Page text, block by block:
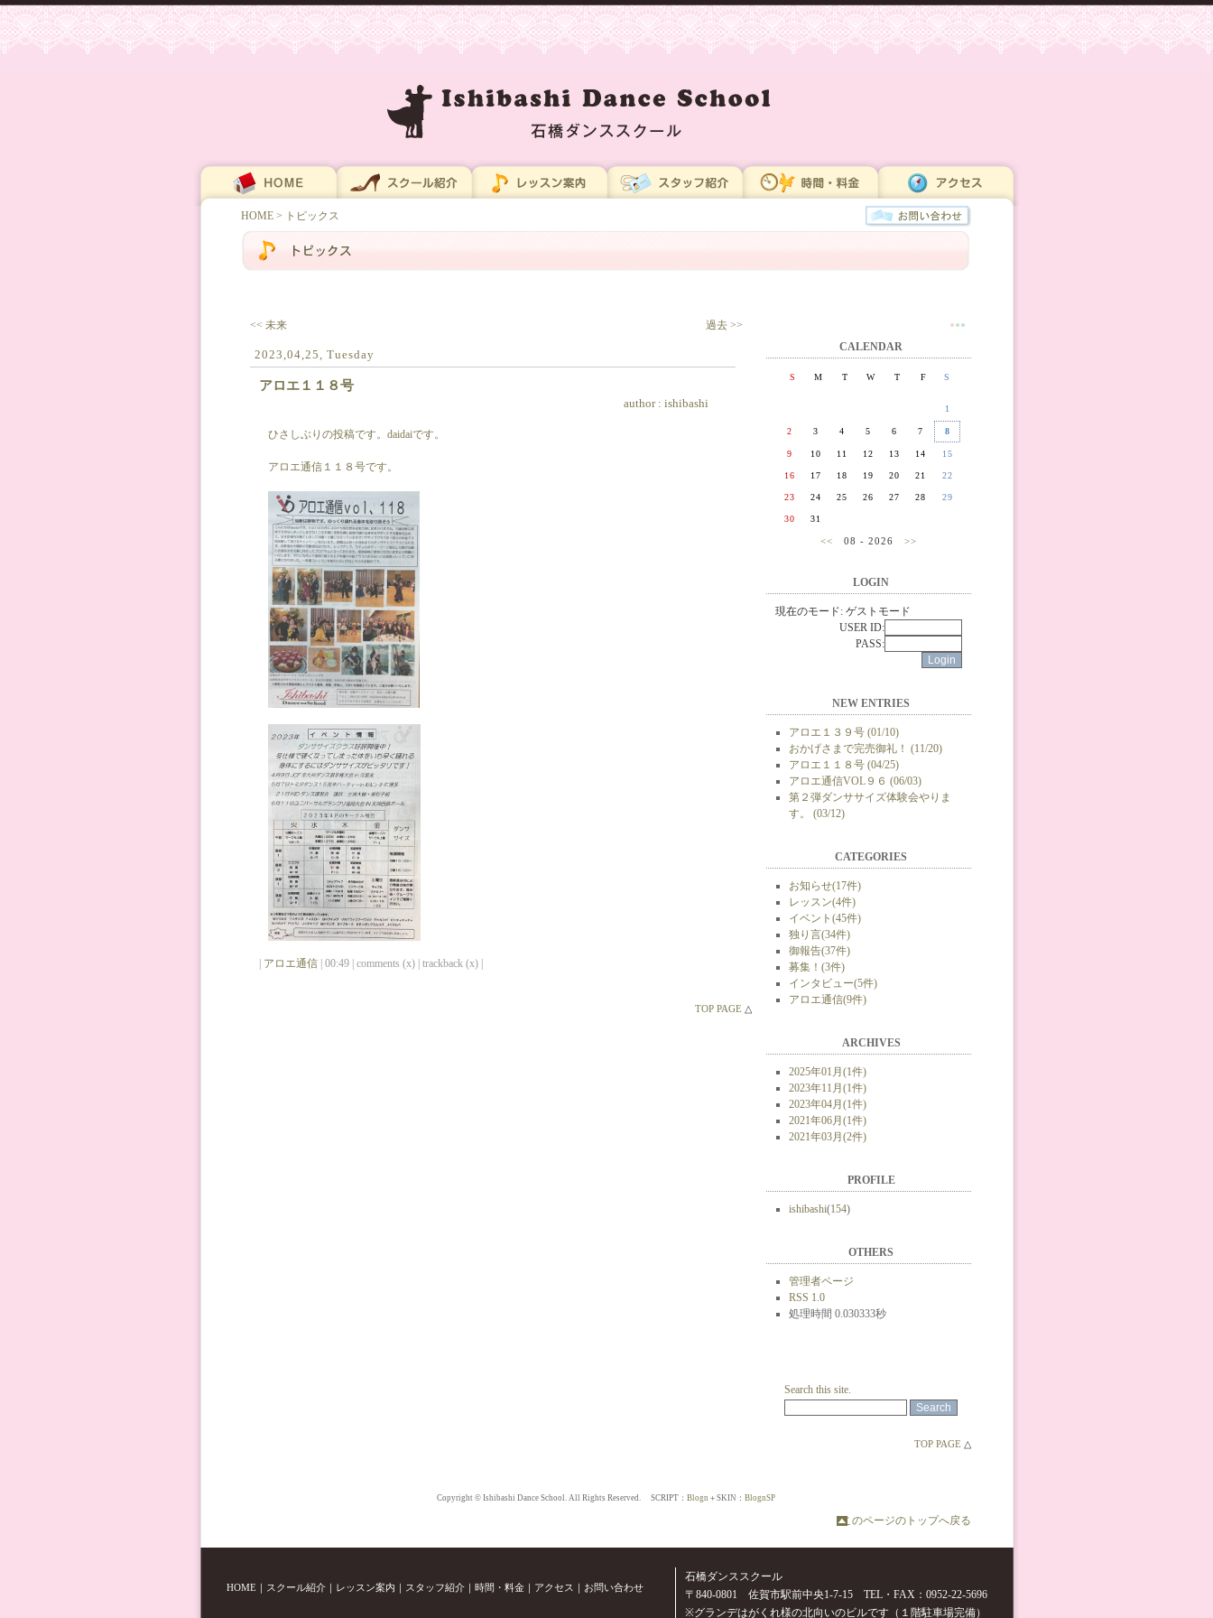
HOME > トピックス
<< 未来 過去 >>
2023,04,25, Tuesday
アロエ１１８号
author : ishibashi
ひさしぶりの投稿です。daidaiです。
アロエ通信１１８号です。
アロエ通信 | 00:49 | comments (x) | trackback (x) |
TOP PAGE △
●●●
CALENDAR
S M T W T F S
1
2 3 4 5 6 7 8
9 10 11 12 13 14 15
16 17 18 19 20 21 22
23 24 25 26 27 28 29
30 31
<< 08 - 2026>>
LOGIN
現在のモード: ゲストモード
USER ID:
PASS:
NEW ENTRIES
アロエ１３９号 (01/10)
おかげさまで完売御礼！ (11/20)
アロエ１１８号 (04/25)
アロエ通信VOL９６ (06/03)
第２弾ダンササイズ体験会やりま
す。 (03/12)
CATEGORIES
お知らせ(17件)
レッスン(4件)
イベント(45件)
独り言(34件)
御報告(37件)
募集！(3件)
インタビュー(5件)
アロエ通信(9件)
ARCHIVES
2025年01月(1件)
2023年11月(1件)
2023年04月(1件)
2021年06月(1件)
2021年03月(2件)
PROFILE
ishibashi(154)
OTHERS
管理者ページ
RSS 1.0
処理時間 0.030333秒
Search this site.
TOP PAGE △
Copyright © Ishibashi Dance School. All Rights Reserved. SCRIPT： Blogn ＋SKIN： BlognSP
このページのトップへ戻る
HOME ｜ スクール紹介 ｜ レッスン案内 ｜ スタッフ紹介 ｜ 時間・料金 ｜ アクセス ｜ お問い合わせ
石橋ダンススクール
〒840-0801 佐賀市駅前中央1-7-15 TEL・FAX：0952-22-5696
※グランデはがくれ様の北向いのビルです（１階駐車場完備）